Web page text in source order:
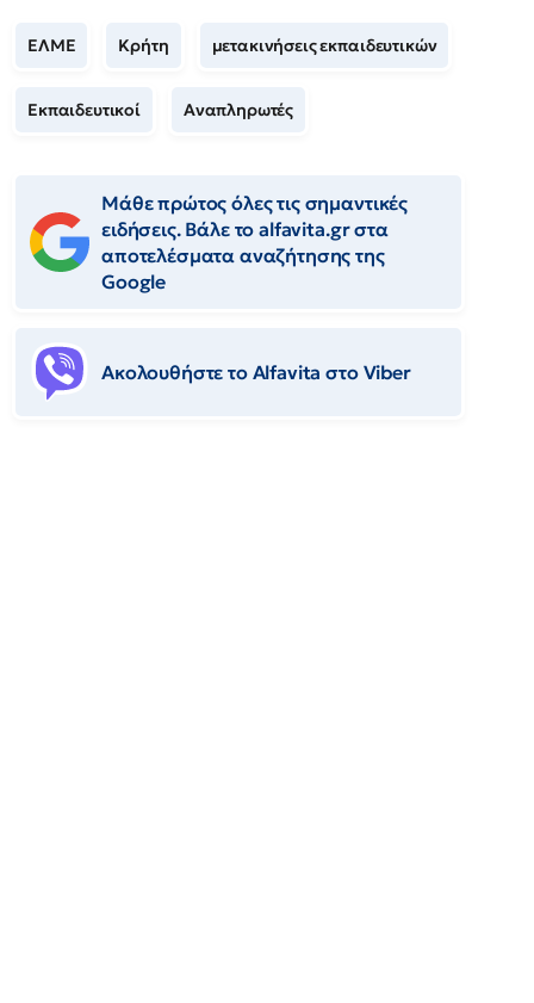
ΕΛΜΕ Κρήτη μετακινήσεις εκπαιδευτικών
Εκπαιδευτικοί Αναπληρωτές
Μάθε πρώτος όλες τις σημαντικές
ειδήσεις. Βάλε το alfavita.gr στα
αποτελέσματα αναζήτησης της
Google
Ακολουθήστε το Αlfavita στο Viber